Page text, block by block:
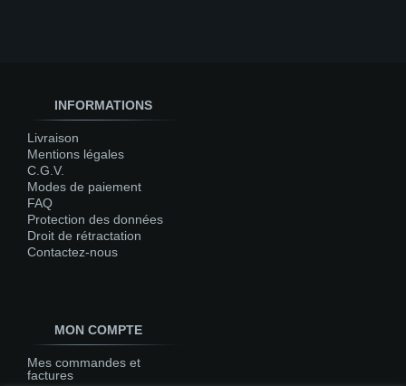
INFORMATIONS
Livraison
Mentions légales
C.G.V.
Modes de paiement
FAQ
Protection des données
Droit de rétractation
Contactez-nous
MON COMPTE
Mes commandes et
factures